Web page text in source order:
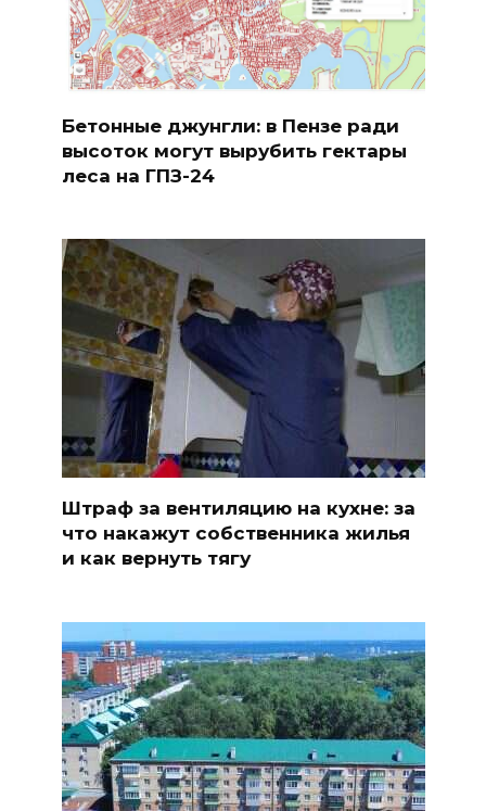
Бетонные джунгли: в Пензе ради
высоток могут вырубить гектары
леса на ГПЗ-24
Штраф за вентиляцию на кухне: за
что накажут собственника жилья
и как вернуть тягу